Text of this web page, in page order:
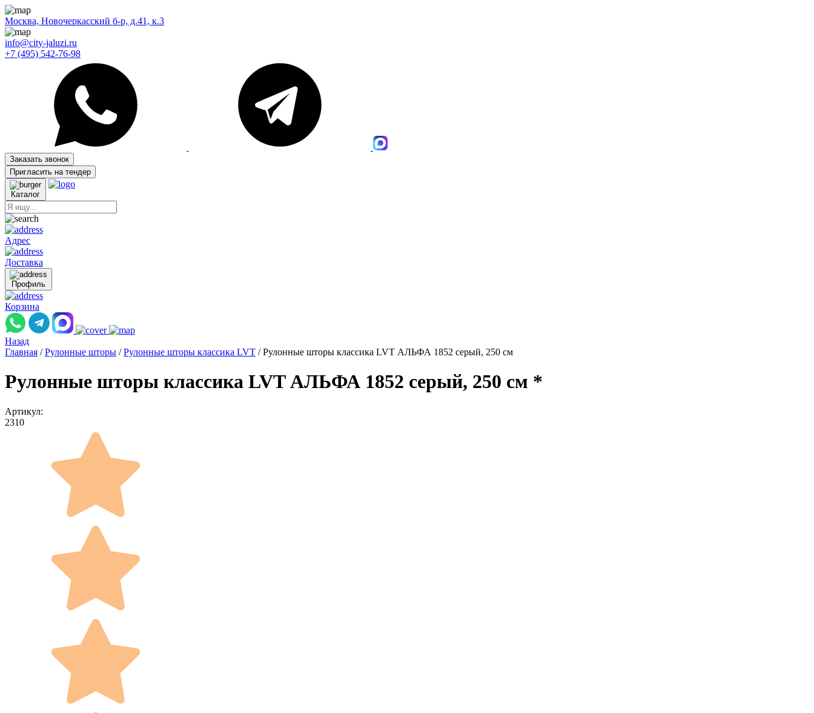
Москва, Новочеркасский б-р, д.41, к.3
info@city-jaluzi.ru
+7 (495) 542-76-98
Заказать звонок
Пригласить на тендер
Каталог
Адрес
Доставка
Профиль
Корзина
Назад
Главная / Рулонные шторы / Рулонные шторы классика LVT / Рулонные шторы классика LVT АЛЬФА 1852 серый, 250 см
Рулонные шторы классика LVT АЛЬФА 1852 серый, 250 см *
Артикул:
2310